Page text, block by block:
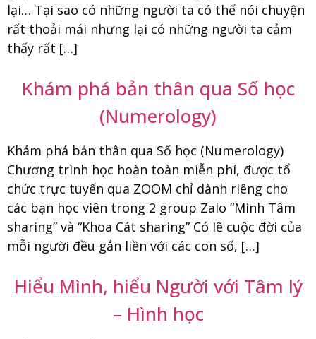
lại… Tại sao có những người ta có thể nói chuyện
rất thoải mái nhưng lại có những người ta cảm
thấy rất […]
Khám phá bản thân qua Số học
(Numerology)
Khám phá bản thân qua Số học (Numerology)
Chương trình học hoàn toàn miễn phí, được tổ
chức trực tuyến qua ZOOM chỉ dành riêng cho
các bạn học viên trong 2 group Zalo “Minh Tâm
sharing” và “Khoa Cát sharing” Có lẽ cuộc đời của
mỗi người đều gắn liền với các con số, […]
Hiểu Mình, hiểu Người với Tâm lý
– Hình học